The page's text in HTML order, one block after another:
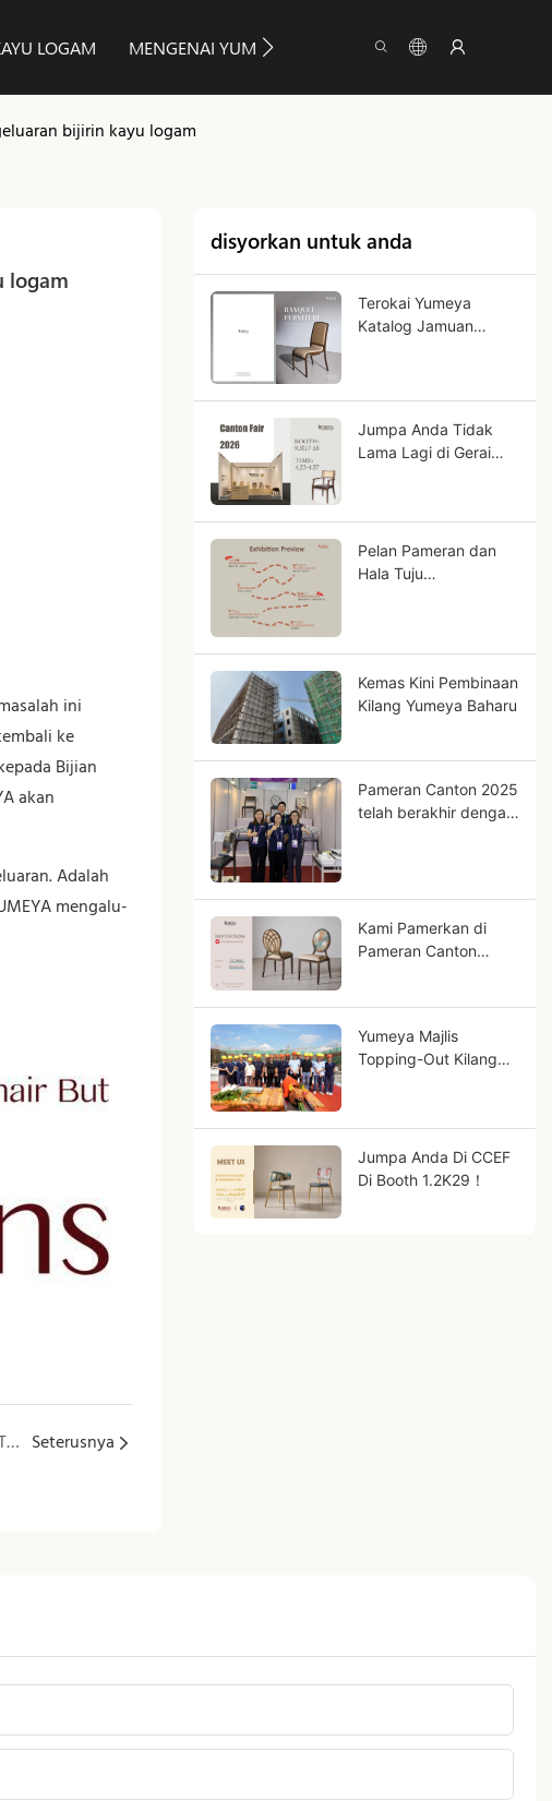
LOGAM MENGENAI YUMEYA MAKLUMAT
bijirin kayu logam
logam
ini
ke
Bijian
akan
Adalah
mengalu-
Barisan produk baharu Yumeya 'CASUAL SEATING' Seterusnya
disyorkan untuk anda
Terokai Yumeya
Katalog Jamuan
Jumpa Anda Tidak
Lama Lagi di Gerai
Pelan Pameran dan
Hala Tuju
Kemas Kini Pembinaan
Kilang Yumeya Baharu
Pameran Canton 2025
telah berakhir dengan
Kami Pamerkan di
Pameran Canton
Yumeya Majlis
Topping-Out Kilang
Jumpa Anda Di CCEF
Di Booth 1.2K29！